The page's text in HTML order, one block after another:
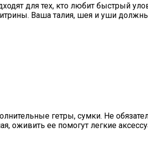
для тех, кто любит быстрый
Ваша талия, шея и уши должны
гетры, сумки. Не
оживить ее помогут легкие